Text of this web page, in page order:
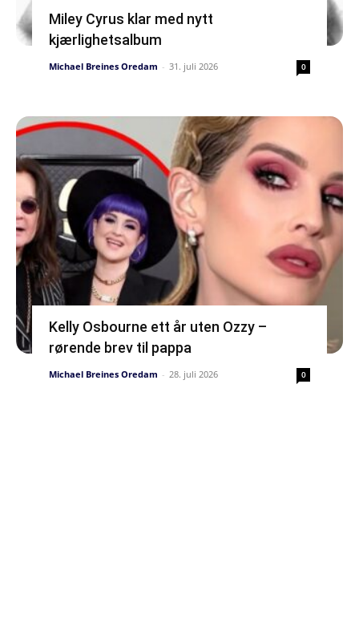
Miley Cyrus klar med nytt
kjærlighetsalbum
Michael Breines Oredam - 31. juli 2026 0
Kelly Osbourne ett år uten Ozzy –
rørende brev til pappa
Michael Breines Oredam - 28. juli 2026 0